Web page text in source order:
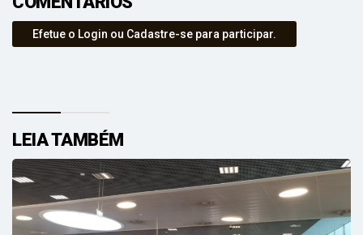
Efetue o Login ou Cadastre-se para participar.
LEIA TAMBÉM